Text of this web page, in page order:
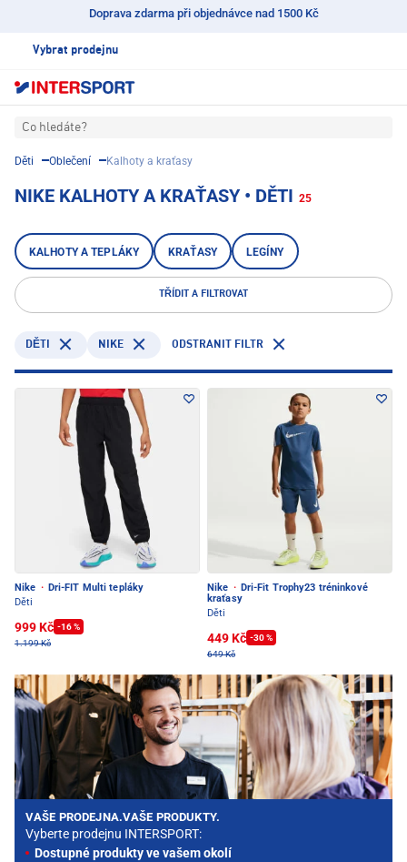
Doprava zdarma při objednávce nad 1500 Kč
Vybrat prodejnu
Co hledáte?
Děti Oblečení Kalhoty a kraťasy
NIKE KALHOTY A KRAŤASY • DĚTI 25
KALHOTY A TEPLÁKY KRAŤASY LEGÍNY
TŘÍDIT A FILTROVAT
DĚTI NIKE ODSTRANIT FILTR
Nike · Dri-FIT Multi tepláky
Děti
999 Kč -16 %
1.199 Kč
Nike · Dri-Fit Trophy23 tréninkové
kraťasy
Děti
449 Kč -30 %
649 Kč
VAŠE PRODEJNA.VAŠE PRODUKTY.
Vyberte prodejnu INTERSPORT:
Dostupné produkty ve vašem okolí